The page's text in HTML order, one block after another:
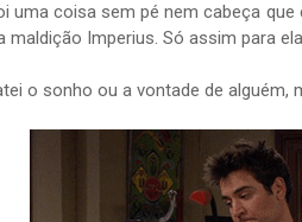
uma coisa sem pé nem cabeça
maldição Imperius. Só assim para
o sonho ou a vontade de